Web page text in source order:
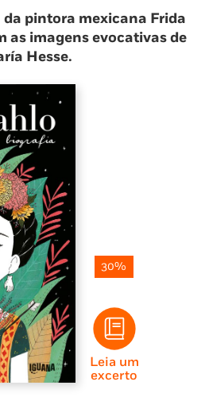
pintora mexicana Frida
as imagens evocativas de
Hesse.
30%
Leia um
excerto